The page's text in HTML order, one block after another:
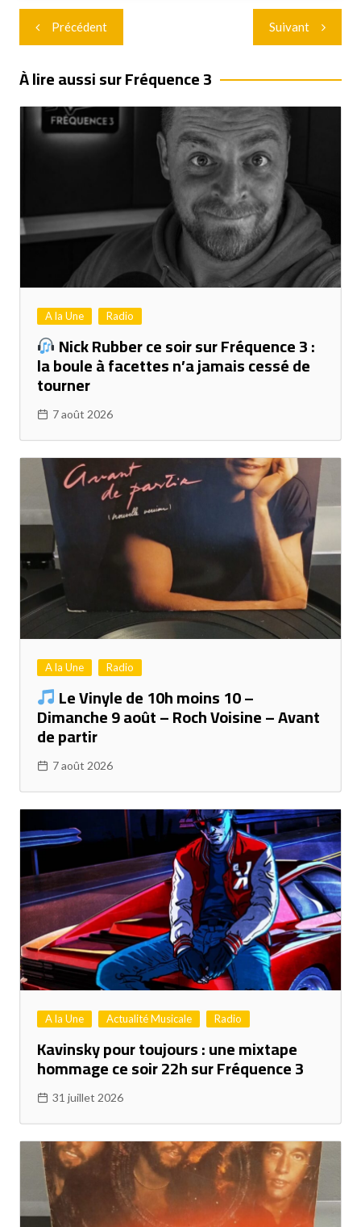
Navigation
de
l’article
Précédent Suivant
À lire aussi sur Fréquence 3
A la Une Radio
Nick Rubber ce soir sur Fréquence 3 :
la boule à facettes n’a jamais cessé de
tourner
7 août 2026
A la Une Radio
Le Vinyle de 10h moins 10 –
Dimanche 9 août – Roch Voisine – Avant
de partir
7 août 2026
A la Une Actualité Musicale Radio
Kavinsky pour toujours : une mixtape
hommage ce soir 22h sur Fréquence 3
31 juillet 2026